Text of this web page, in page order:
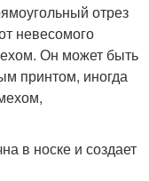
отрез
невесомого
Он может быть
принтом, иногда
в носке и создает